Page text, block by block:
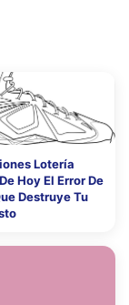
Lotería
Hoy El Error De
Destruye Tu